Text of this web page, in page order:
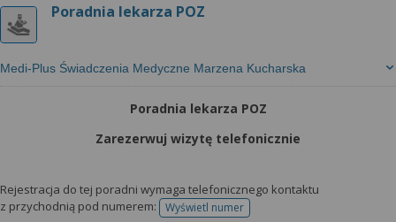
Poradnia lekarza POZ
Medi-Plus Świadczenia Medyczne Marzena Kucharska
Poradnia lekarza POZ
Zarezerwuj wizytę telefonicznie
Rejestracja do tej poradni wymaga telefonicznego kontaktu
z przychodnią pod numerem:
Wyświetl numertelefonu do rejestracji